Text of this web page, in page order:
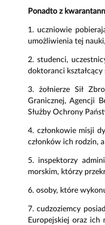
Ponadto z
1. uczniowie
umożliwienia tej nauki,
2. studenci,
doktoranci
3. żołnierze Sił
Granicznej, Agencji
Służby Ochrony
4. członkowie misji
członków ich rodzin,
5. inspektorzy
morskim, którzy
6. osoby, które
7. cudzoziemcy
Europejskiej oraz ich